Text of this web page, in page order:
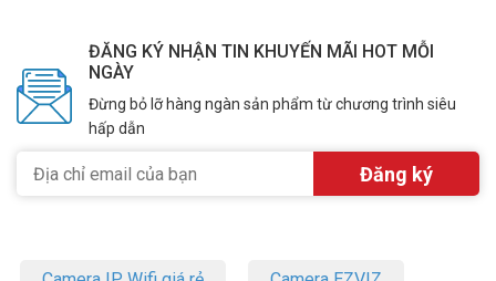
ĐĂNG KÝ NHẬN TIN KHUYẾN MÃI HOT MỖI
NGÀY
Đừng bỏ lỡ hàng ngàn sản phẩm từ chương trình siêu
hấp dẫn